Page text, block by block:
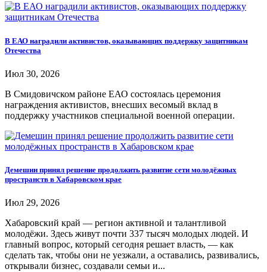
В ЕАО наградили активистов, оказывающих поддержку защитникам
Отечества
Июл 30, 2026
В Смидовичском районе ЕАО состоялась церемония
награждения активистов, внесших весомый вклад в
поддержку участников специальной военной операции.
Демешин принял решение продолжить развитие сети молодёжных
пространств в Хабаровском крае
Июл 29, 2026
Хабаровский край — регион активной и талантливой
молодёжи. Здесь живут почти 337 тысяч молодых людей. И
главный вопрос, который сегодня решает власть, — как
сделать так, чтобы они не уезжали, а оставались, развивались,
открывали бизнес, создавали семьи и...